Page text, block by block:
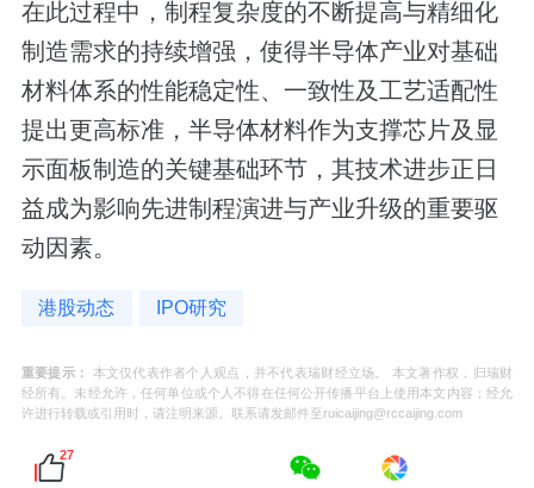
在此过程中，制程复杂度的不断提高与精细化
制造需求的持续增强，使得半导体产业对基础
材料体系的性能稳定性、一致性及工艺适配性
提出更高标准，半导体材料作为支撑芯片及显
示面板制造的关键基础环节，其技术进步正日
益成为影响先进制程演进与产业升级的重要驱
动因素。
港股动态 IPO研究
重要提示：
本文仅代表作者个人观点，并不代表瑞财经立场。 本文著作权，归瑞财
经所有。未经允许，任何单位或个人不得在任何公开传播平台上使用本文内容；经允
许进行转载或引用时，请注明来源。联系请发邮件至ruicaijing@rccaijing.com
27